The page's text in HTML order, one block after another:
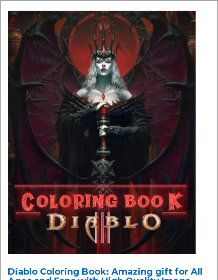
Diablo Coloring Book: Amazing gift for All